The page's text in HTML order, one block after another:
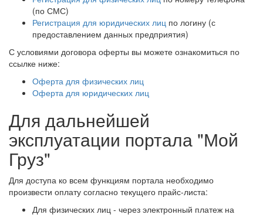
(по СМС)
Регистрация для юридических лиц по логину (с
предоставлением данных предприятия)
С условиями договора оферты вы можете ознакомиться по
ссылке ниже:
Оферта для физических лиц
Оферта для юридических лиц
Для дальнейшей
эксплуатации портала "Мой
Груз"
Для доступа ко всем функциям портала необходимо
произвести оплату согласно текущего прайс-листа:
Для физических лиц - через электронный платеж на